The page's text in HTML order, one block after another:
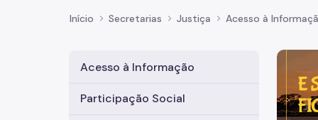
Início Secretarias Justiça Acesso à
Acesso à Informação
Participação Social